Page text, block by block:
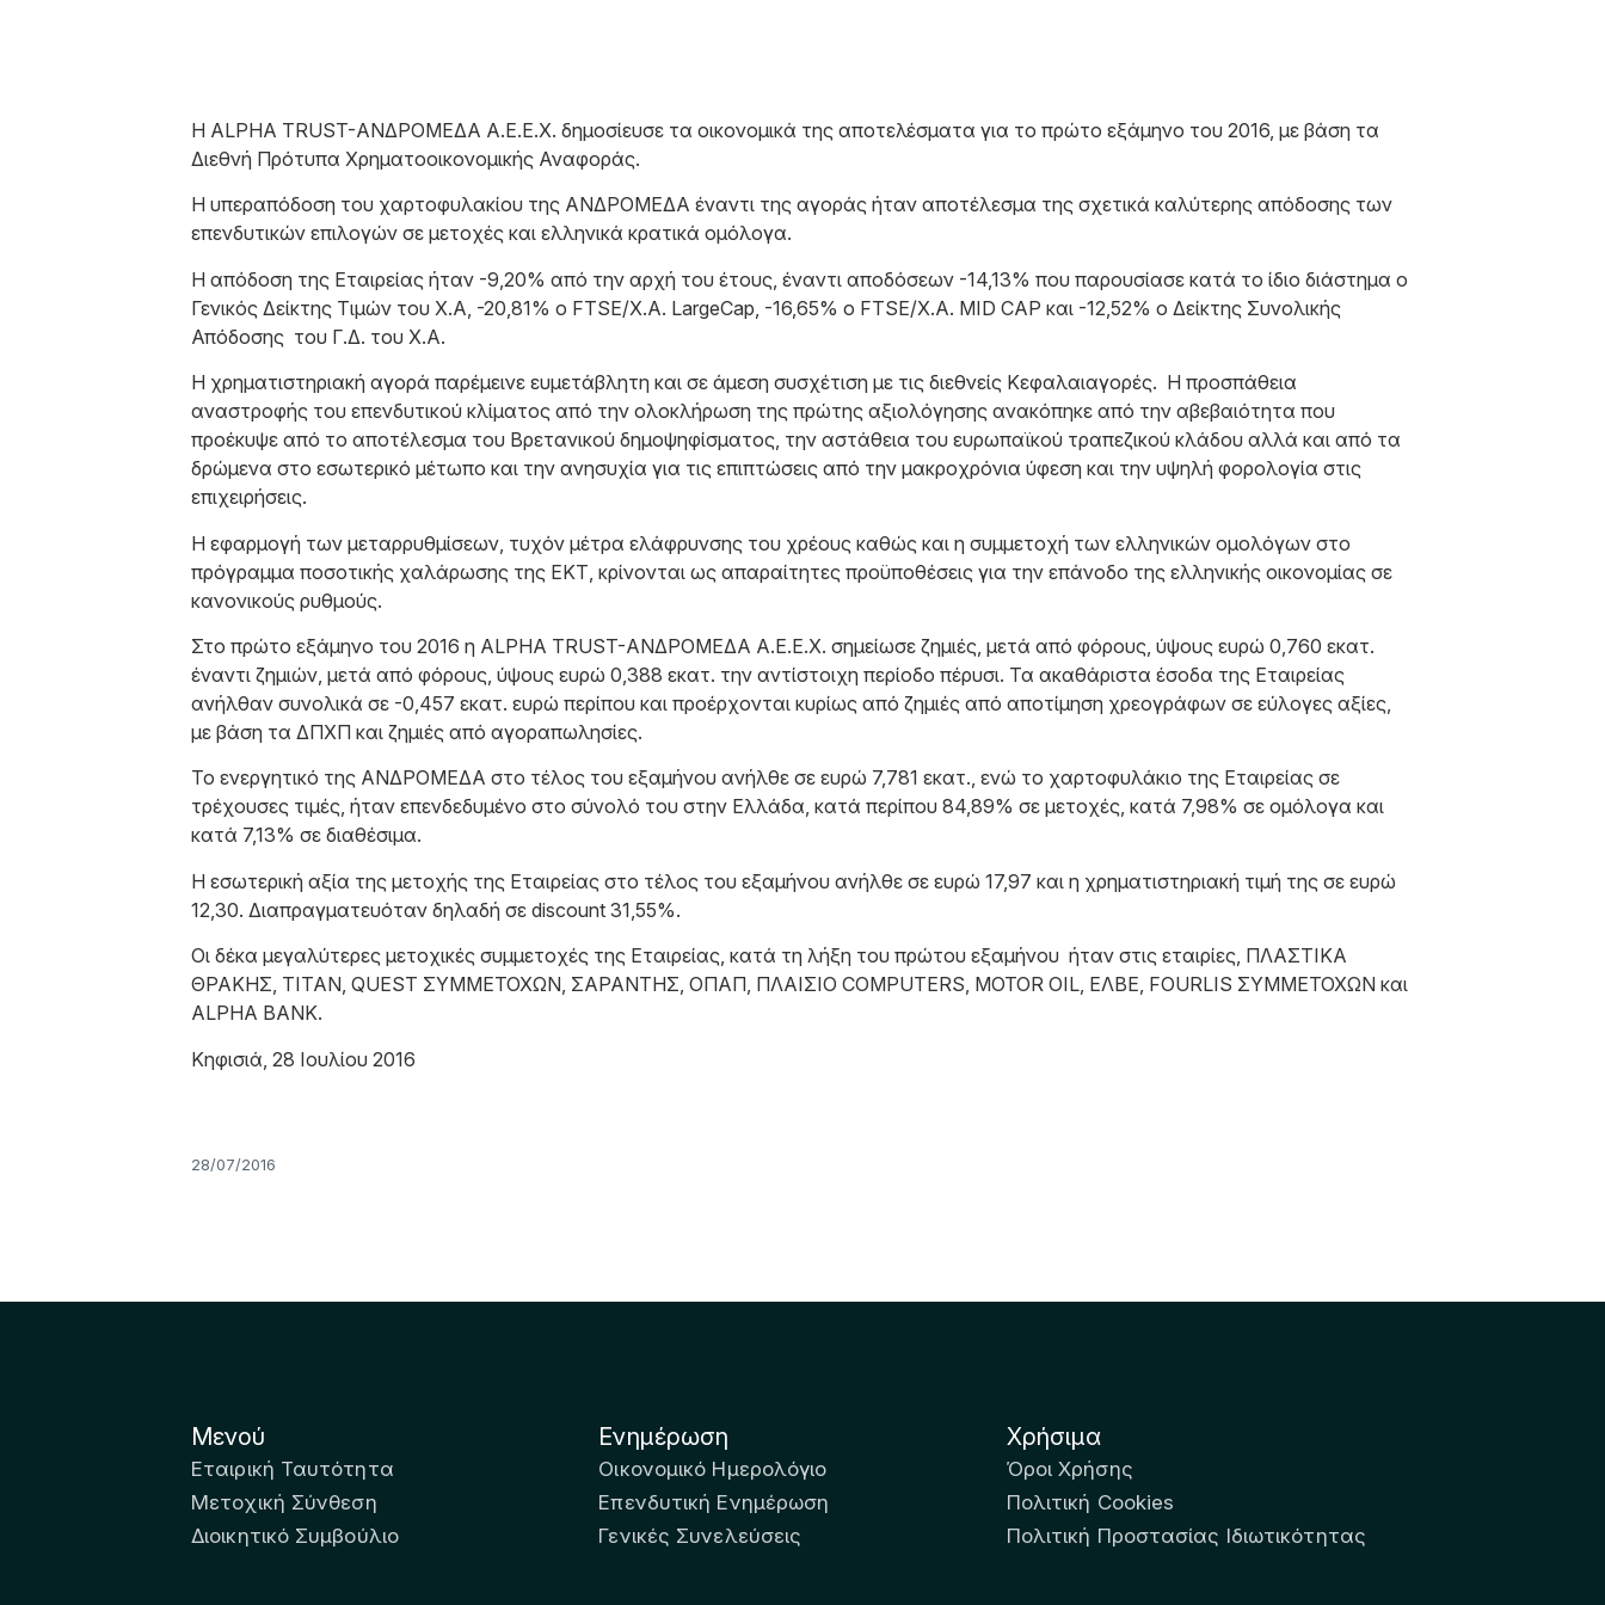
Η ALPHA TRUST-ΑΝΔΡΟΜΕΔΑ Α.Ε.Ε.Χ. δημοσίευσε τα οικονομικά της αποτελέσματα για το πρώτο εξάμηνο του 2016, με βάση τα
Διεθνή Πρότυπα Χρηματοοικονομικής Αναφοράς.
H υπεραπόδοση του χαρτοφυλακίου της ΑΝΔΡΟΜΕΔΑ έναντι της αγοράς ήταν αποτέλεσμα της σχετικά καλύτερης απόδοσης των
επενδυτικών επιλογών σε μετοχές και ελληνικά κρατικά ομόλογα.
Η απόδοση της Εταιρείας ήταν -9,20% από την αρχή του έτους, έναντι αποδόσεων -14,13% που παρουσίασε κατά το ίδιο διάστημα ο
Γενικός Δείκτης Τιμών του Χ.Α, -20,81% ο FTSE/Χ.Α. LargeCap, -16,65% ο FTSE/Χ.Α. MID CAP και -12,52% o Δείκτης Συνολικής
Απόδοσης του Γ.Δ. του Χ.Α.
Η χρηματιστηριακή αγορά παρέμεινε ευμετάβλητη και σε άμεση συσχέτιση με τις διεθνείς Κεφαλαιαγορές. Η προσπάθεια
αναστροφής του επενδυτικού κλίματος από την ολοκλήρωση της πρώτης αξιολόγησης ανακόπηκε από την αβεβαιότητα που
προέκυψε από το αποτέλεσμα του Βρετανικού δημοψηφίσματος, την αστάθεια του ευρωπαϊκού τραπεζικού κλάδου αλλά και από τα
δρώμενα στο εσωτερικό μέτωπο και την ανησυχία για τις επιπτώσεις από την μακροχρόνια ύφεση και την υψηλή φορολογία στις
επιχειρήσεις.
Η εφαρμογή των μεταρρυθμίσεων, τυχόν μέτρα ελάφρυνσης του χρέους καθώς και η συμμετοχή των ελληνικών ομολόγων στο
πρόγραμμα ποσοτικής χαλάρωσης της ΕΚΤ, κρίνονται ως απαραίτητες προϋποθέσεις για την επάνοδο της ελληνικής οικονομίας σε
κανονικούς ρυθμούς.
Στο πρώτο εξάμηνο του 2016 η ALPHA TRUST-ΑΝΔΡΟΜΕΔΑ Α.Ε.Ε.Χ. σημείωσε ζημιές, μετά από φόρους, ύψους ευρώ 0,760 εκατ.
έναντι ζημιών, μετά από φόρους, ύψους ευρώ 0,388 εκατ. την αντίστοιχη περίοδο πέρυσι. Τα ακαθάριστα έσοδα της Εταιρείας
ανήλθαν συνολικά σε -0,457 εκατ. ευρώ περίπου και προέρχονται κυρίως από ζημιές από αποτίμηση χρεογράφων σε εύλογες αξίες,
με βάση τα ΔΠΧΠ και ζημιές από αγοραπωλησίες.
Το ενεργητικό της ΑΝΔΡΟΜΕΔΑ στο τέλος του εξαμήνου ανήλθε σε ευρώ 7,781 εκατ., ενώ το χαρτοφυλάκιο της Εταιρείας σε
τρέχουσες τιμές, ήταν επενδεδυμένο στο σύνολό του στην Ελλάδα, κατά περίπου 84,89% σε μετοχές, κατά 7,98% σε ομόλογα και
κατά 7,13% σε διαθέσιμα.
Η εσωτερική αξία της μετοχής της Εταιρείας στο τέλος του εξαμήνου ανήλθε σε ευρώ 17,97 και η χρηματιστηριακή τιμή της σε ευρώ
12,30. Διαπραγματευόταν δηλαδή σε discount 31,55%.
Οι δέκα μεγαλύτερες μετοχικές συμμετοχές της Εταιρείας, κατά τη λήξη του πρώτου εξαμήνου ήταν στις εταιρίες, ΠΛΑΣΤΙΚΑ
ΘΡΑΚΗΣ, ΤΙΤΑΝ, QUEST ΣΥΜΜΕΤΟΧΩΝ, ΣΑΡΑΝΤΗΣ, ΟΠΑΠ, ΠΛΑΙΣΙΟ COMPUTERS, MOTOR OIL, ΕΛΒΕ, FOURLIS ΣΥΜΜΕΤΟΧΩΝ και
ALPHA BANK.
Κηφισιά, 28 Ιουλίου 2016
28/07/2016
Μενού
Εταιρική Ταυτότητα
Μετοχική Σύνθεση
Διοικητικό Συμβούλιο
Ενημέρωση
Οικονομικό Ημερολόγιο
Επενδυτική Ενημέρωση
Γενικές Συνελεύσεις
Χρήσιμα
Όροι Χρήσης
Πολιτική Cookies
Πολιτική Προστασίας Ιδιωτικότητας